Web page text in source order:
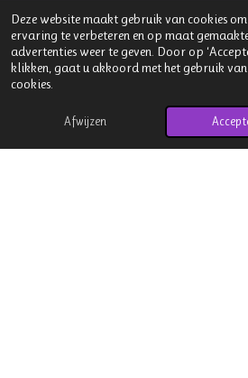
Deze website maakt gebruik van cookies
ervaring te verbeteren en op maat
advertenties weer te geven. Door op
klikken, gaat u akkoord met het gebruik
cookies.
Afwijzen
Delen Deel Share Delen
© 2025 - 2026 Stichting Dogateers United
Powered by
E-mailadres Telefoonnummer Kaart